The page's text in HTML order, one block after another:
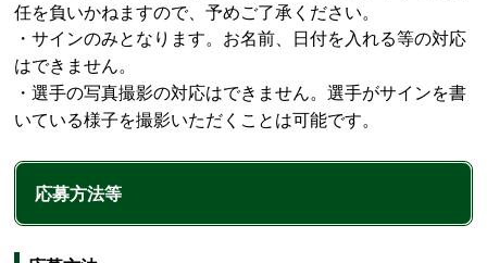
任を負いかねますので、予めご了承ください。
・サインのみとなります。お名前、日付を入れる等の対応
はできません。
・選手の写真撮影の対応はできません。選手がサインを書
いている様子を撮影いただくことは可能です。
応募方法等